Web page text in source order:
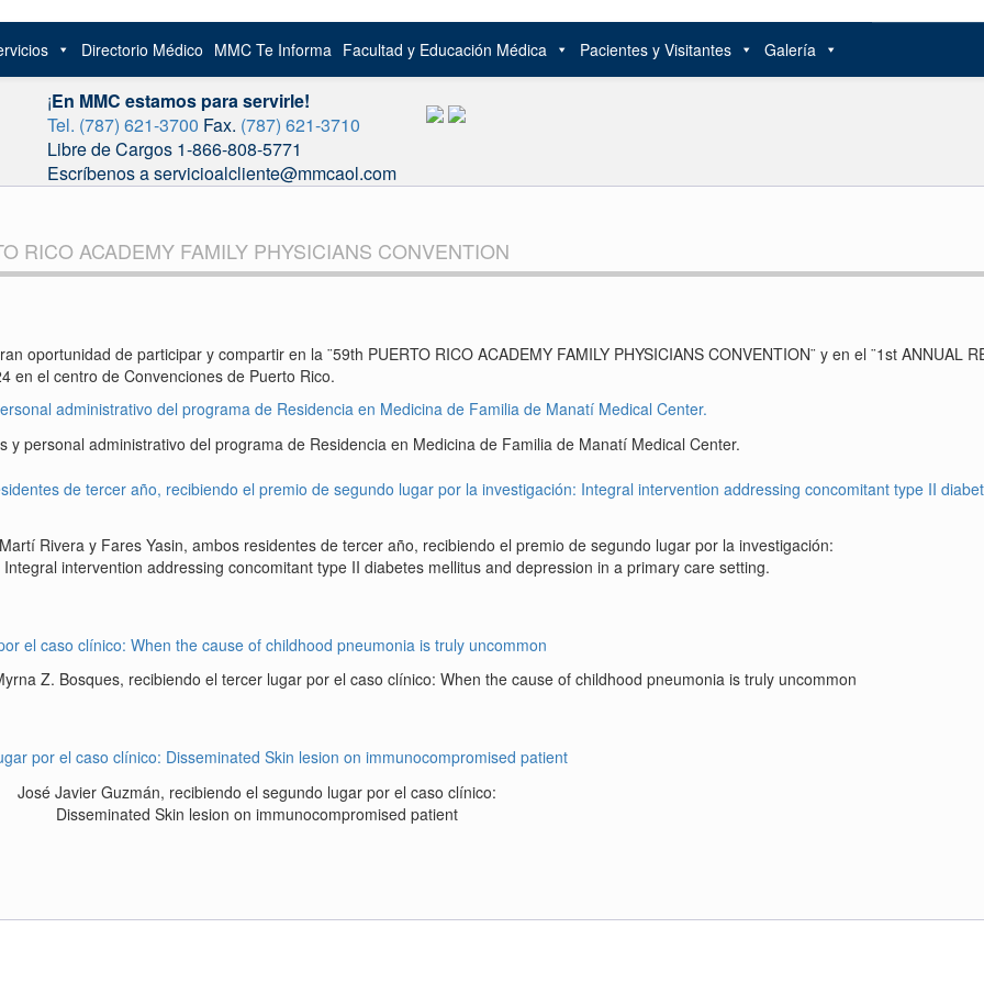
Directorio Médico MMC Te Informa Facultad y Educación Médica Pacientes y Visitantes Galería
¡En MMC estamos para servirle!
Tel. (787) 621-3700 Fax. (787) 621-3710
Libre de Cargos 1-866-808-5771
Escríbenos a servicioalcliente@mmcaol.com
RICO ACADEMY FAMILY PHYSICIANS CONVENTION
oportunidad de participar y compartir en la ¨59th PUERTO RICO ACADEMY FAMILY PHYSICIANS CONVENTION¨ y en el ¨1st ANNUAL
en el centro de Convenciones de Puerto Rico.
y personal administrativo del programa de Residencia en Medicina de Familia de Manatí Medical Center.
Rivera y Fares Yasin, ambos residentes de tercer año, recibiendo el premio de segundo lugar por la investigación:
Integral intervention addressing concomitant type II diabetes mellitus and depression in a primary care setting.
Z. Bosques, recibiendo el tercer lugar por el caso clínico: When the cause of childhood pneumonia is truly uncommon
José Javier Guzmán, recibiendo el segundo lugar por el caso clínico:
Disseminated Skin lesion on immunocompromised patient